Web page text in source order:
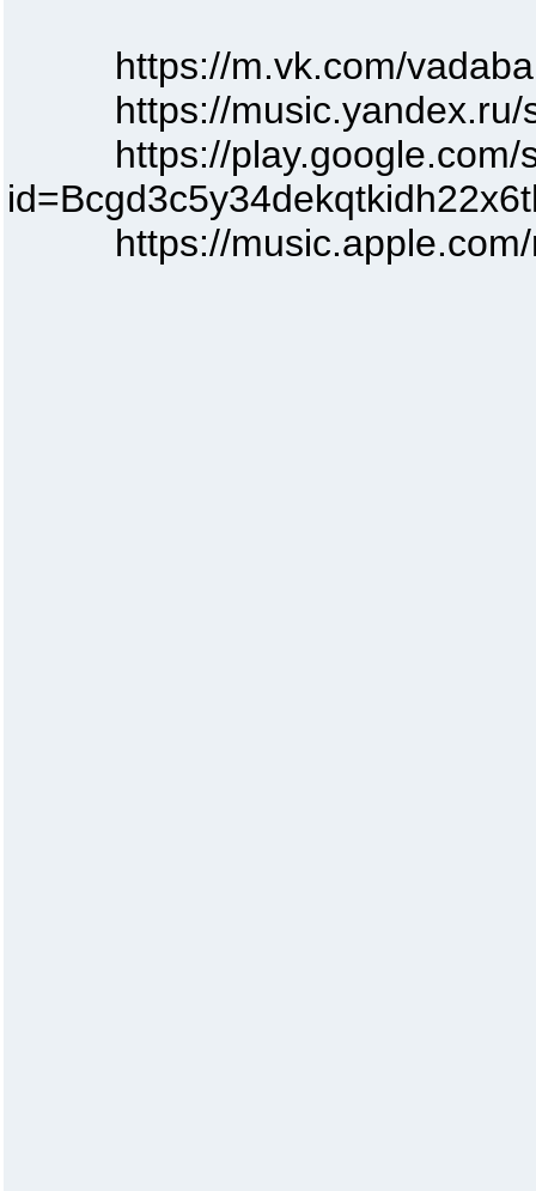
https://m.vk.com/
https://music.yandex.ru/
https://play.google.com/
https://music.apple.com/ru/